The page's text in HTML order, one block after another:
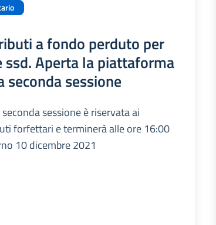
a fondo perduto per
ssd. Aperta la piattaforma
seconda sessione
sessione è riservata ai
forfettari e terminerà alle ore 16:00
10 dicembre 2021